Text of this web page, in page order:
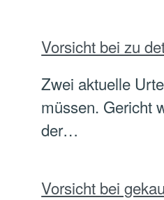
Vorsicht bei zu
Zwei aktuelle
müssen. Gericht
der…
Vorsicht bei